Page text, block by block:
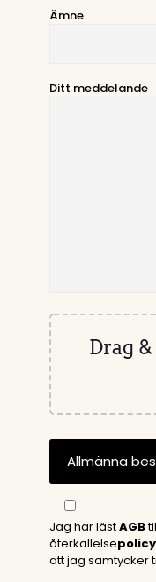
Ämne
Ditt meddelande
Drag
Jag har lästAGB
återkallelse
att jag samtycker